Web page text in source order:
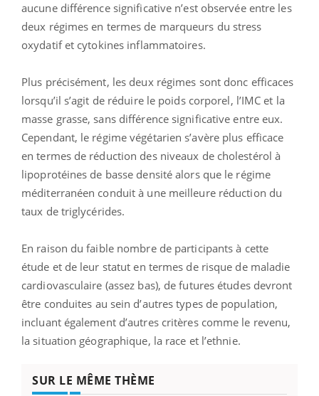
aucune différence significative n’est observée entre les
deux régimes en termes de marqueurs du stress
oxydatif et cytokines inflammatoires.
Plus précisément, les deux régimes sont donc efficaces
lorsqu’il s’agit de réduire le poids corporel, l’IMC et la
masse grasse, sans différence significative entre eux.
Cependant, le régime végétarien s’avère plus efficace
en termes de réduction des niveaux de cholestérol à
lipoprotéines de basse densité alors que le régime
méditerranéen conduit à une meilleure réduction du
taux de triglycérides.
En raison du faible nombre de participants à cette
étude et de leur statut en termes de risque de maladie
cardiovasculaire (assez bas), de futures études devront
être conduites au sein d’autres types de population,
incluant également d’autres critères comme le revenu,
la situation géographique, la race et l’ethnie.
SUR LE MÊME THÈME